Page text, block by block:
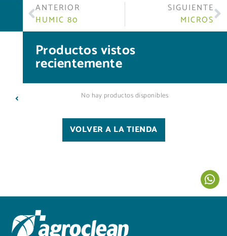
ANTERIOR
HUMIC 80
SIGUIENTE
MICROS
Productos vistos
recientemente
No hay productos disponibles
VOLVER A LA TIENDA